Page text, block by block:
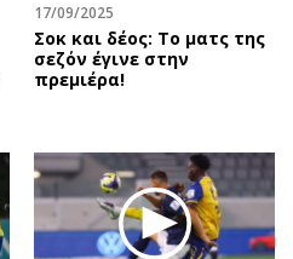
17/09/2025
Σοκ και δέος: Το ματς της
σεζόν έγινε στην
πρεμιέρα!